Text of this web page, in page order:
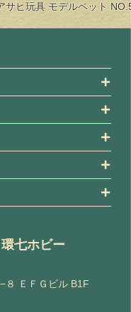
サヒ玩具 モデルペット
七ホビー
８ ＥＦＧビル B1F